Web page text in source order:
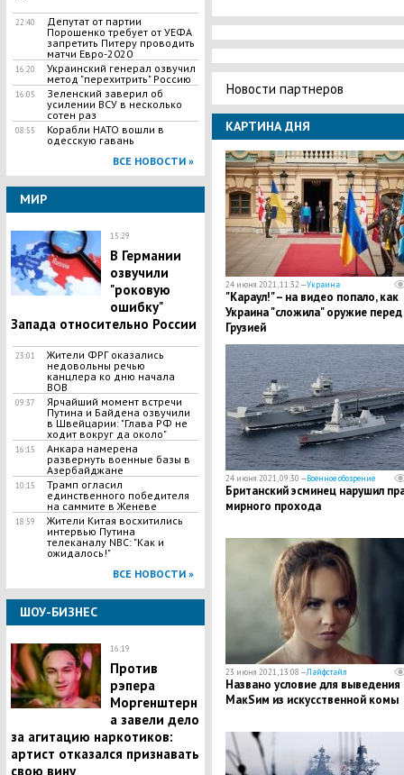
22:40
Депутат от партии
Порошенко требует от УЕФА
запретить Питеру проводить
матчи Евро-2020
16:20
Украинский генерал озвучил
метод "перехитрить" Россию
16:05
Зеленский заверил об
усилении ВСУ в несколько
сотен раз
08:55
Корабли НАТО вошли в
одесскую гавань
ВСЕ НОВОСТИ »
МИР
15:29
В Германии
озвучили
"роковую
ошибку"
Запада относительно России
23:01
Жители ФРГ оказались
недовольны речью
канцлера ко дню начала
ВОВ
09:37
Ярчайший момент встречи
Путина и Байдена озвучили
в Швейцарии: "Глава РФ не
ходит вокруг да около"
16:15
Анкара намерена
развернуть военные базы в
Азербайджане
10:15
Трамп огласил
единственного победителя
на саммите в Женеве
18:59
Жители Китая восхитились
интервью Путина
телеканалу NBC: "Как и
ожидалось!"
ВСЕ НОВОСТИ »
ШОУ-БИЗНЕС
16:19
Против
рэпера
Моргенштерн
а завели дело
за агитацию наркотиков:
артист отказался признавать
свою вину
Новости партнеров
КАРТИНА ДНЯ
24 июня 2021, 11:32 —Украина
"Караул!" – на видео попало, как
Украина "сложила" оружие перед
Грузией
24 июня 2021, 09:30 —Военное обозрение
Британский эсминец нарушил
мирного прохода
23 июня 2021, 13:08 —Лайфстайл
Названо условие для выведения
МакSим из искусственной комы